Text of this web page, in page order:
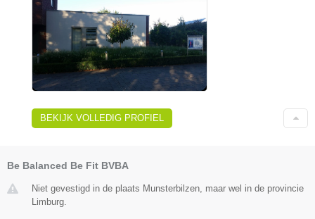
BEKIJK VOLLEDIG PROFIEL
Be Balanced Be Fit BVBA
Niet gevestigd in de plaats Munsterbilzen, maar wel in de provincie
Limburg.